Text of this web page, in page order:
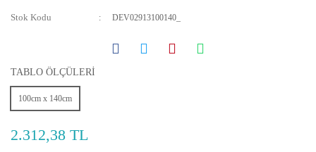
Stok Kodu DEV02913100140_
TABLO ÖLÇÜLERİ
100cm x 140cm
2.312,38 TL